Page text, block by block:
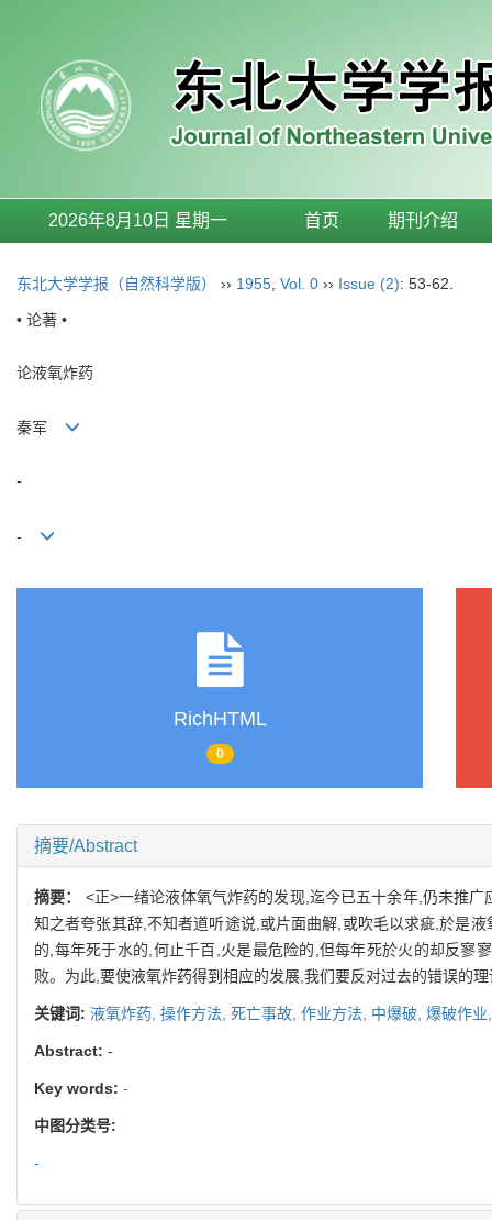
2026年8月10日 星期一 首页 期刊介绍
东北大学学报（自然科学版） ›› 1955 Vol. 0 ›› Issue (2): 53-62.
• 论著 •
论液氧炸药
秦军
-
-
RichHTML
0
摘要/Abstract
摘要： <正>一绪论液体氧气炸药的发现,迄今已五十余年,仍未推
知之者夸张其辞,不知者道听途说,或片面曲解,或吹毛以求疵,於是
的,每年死于水的,何止千百,火是最危险的,但每年死於火的却反寥
败。为此,要使液氧炸药得到相应的发展,我们要反对过去的错误的
关键词: 液氧炸药, 操作方法, 死亡事故, 作业方法, 中爆破, 爆破作
Abstract: -
Key words: -
中图分类号:
-